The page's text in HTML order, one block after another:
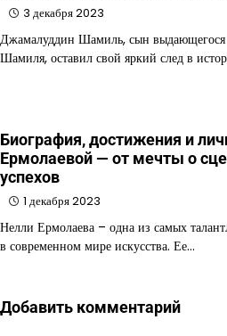
3 декабря 2023
Джамалуддин Шамиль, сын выдающегося
Шамиля, оставил свой яркий след в
Биография, достижения и
Ермолаевой — от мечты о
успехов
1 декабря 2023
Нелли Ермолаева – одна из самых
в современном мире искусства. Ее…
Добавить комментарий